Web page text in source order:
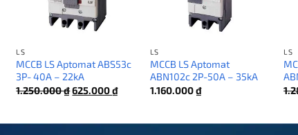
LS
MCCB LS Aptomat ABS53c
3P- 40A – 22kA
1.250.000₫Giá
gốc
625.000₫Giá
LS
MCCB LS Aptomat
ABN102c 2P-50A – 35kA
1.160.000₫
LS